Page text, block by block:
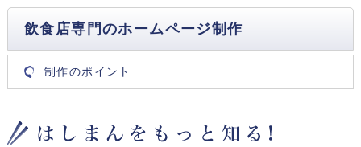
飲食店専門のホームページ制作
制作のポイント